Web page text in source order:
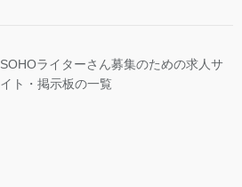
SOHOライターさん募集のための求人サ
イト・掲示板の一覧